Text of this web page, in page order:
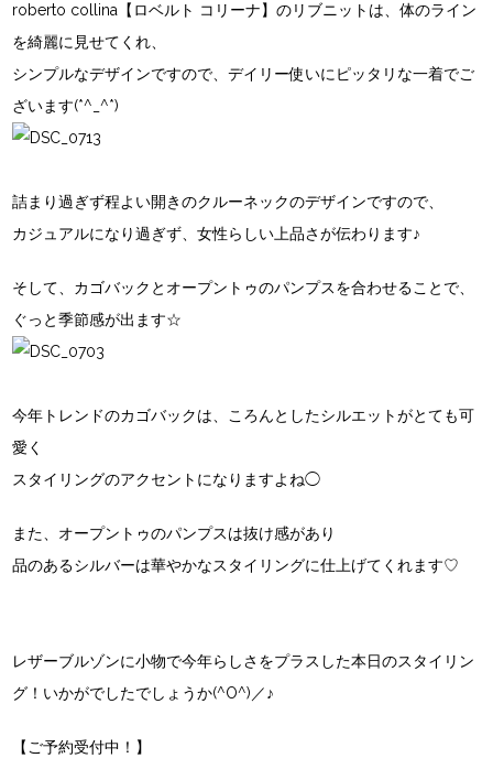
roberto collina【ロベルト コリーナ】のリブニットは、体のライン
を綺麗に見せてくれ、
シンプルなデザインですので、デイリー使いにピッタリな一着でご
ざいます(*^_^*)
詰まり過ぎず程よい開きのクルーネックのデザインですので、
カジュアルになり過ぎず、女性らしい上品さが伝わります♪
そして、カゴバックとオープントゥのパンプスを合わせることで、
ぐっと季節感が出ます☆
今年トレンドのカゴバックは、ころんとしたシルエットがとても可
愛く
スタイリングのアクセントになりますよね◯
また、オープントゥのパンプスは抜け感があり
品のあるシルバーは華やかなスタイリングに仕上げてくれます♡
レザーブルゾンに小物で今年らしさをプラスした本日のスタイリン
グ！いかがでしたでしょうか(^O^)／♪
【ご予約受付中！】